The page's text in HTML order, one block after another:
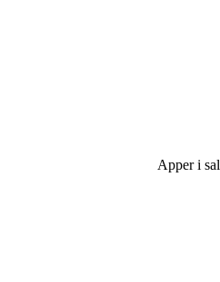
Apper i